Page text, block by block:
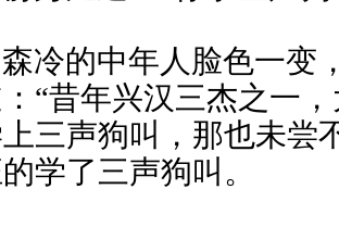
冷的中年人脸色一变
“昔年兴汉三杰之一
三声狗叫，那也未尝
学了三声狗叫。